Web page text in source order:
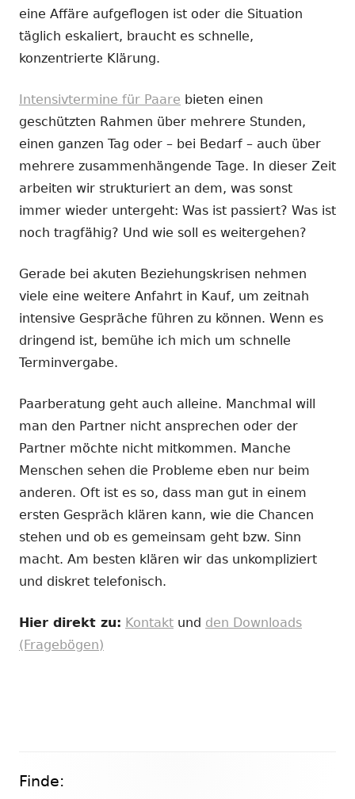
eine Affäre aufgeflogen ist oder die Situation
täglich eskaliert, braucht es schnelle,
konzentrierte Klärung.
Intensivtermine für Paare bieten einen
geschützten Rahmen über mehrere Stunden,
einen ganzen Tag oder – bei Bedarf – auch über
mehrere zusammenhängende Tage. In dieser Zeit
arbeiten wir strukturiert an dem, was sonst
immer wieder untergeht: Was ist passiert? Was ist
noch tragfähig? Und wie soll es weitergehen?
Gerade bei akuten Beziehungskrisen nehmen
viele eine weitere Anfahrt in Kauf, um zeitnah
intensive Gespräche führen zu können. Wenn es
dringend ist, bemühe ich mich um schnelle
Terminvergabe.
Paarberatung geht auch alleine. Manchmal will
man den Partner nicht ansprechen oder der
Partner möchte nicht mitkommen. Manche
Menschen sehen die Probleme eben nur beim
anderen. Oft ist es so, dass man gut in einem
ersten Gespräch klären kann, wie die Chancen
stehen und ob es gemeinsam geht bzw. Sinn
macht. Am besten klären wir das unkompliziert
und diskret telefonisch.
Hier direkt zu: Kontakt und den Downloads
(Fragebögen)
Haupt-
Finde: